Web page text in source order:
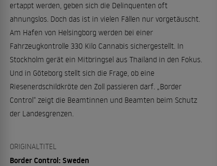
ertappt werden, geben sich die Delinquenten oft
ahnungslos. Doch das ist in vielen Fällen nur vorgetäuscht.
Am Hafen von Helsingborg werden bei einer
Fahrzeugkontrolle 330 Kilo Cannabis sichergestellt. In
Stockholm gerät ein Mitbringsel aus Thailand in den Fokus.
Und in Göteborg stellt sich die Frage, ob eine
Riesenerdschildkröte den Zoll passieren darf. „Border
Control“ zeigt die Beamtinnen und Beamten beim Schutz
der Landesgrenzen.
ORIGINALTITEL
Border Control: Sweden